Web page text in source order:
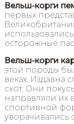
Вельш-корги
первых
осторожные
Вельш-корги
этой породы
веках. Издавна
скот. Они
направляли их
спортивной
уворачивались